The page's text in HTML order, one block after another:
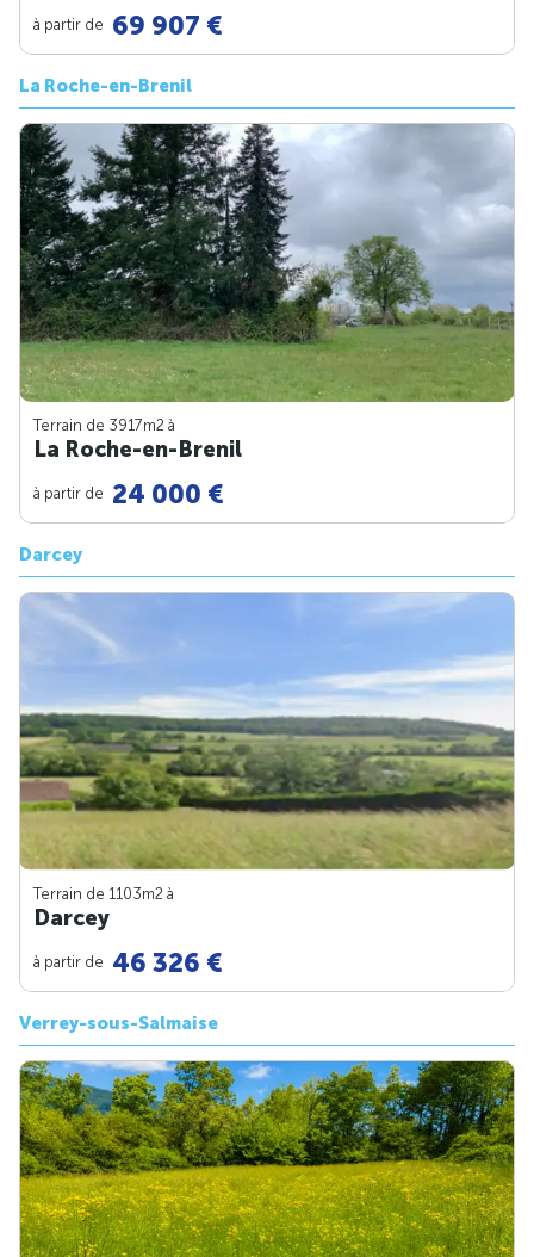
à partir de 69 907 €
La Roche-en-Brenil
Terrain de 3917m2 à
La Roche-en-Brenil
à partir de 24 000 €
Darcey
Terrain de 1103m2 à
Darcey
à partir de 46 326 €
Verrey-sous-Salmaise